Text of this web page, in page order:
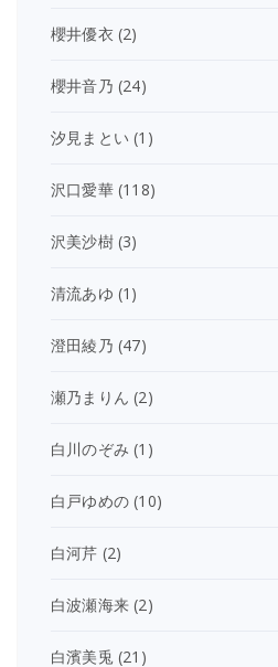
櫻井優衣 (2)
櫻井音乃 (24)
汐見まとい (1)
沢口愛華(118)
沢美沙樹(3)
清流あゆ (1)
澄田綾乃 (47)
瀬乃まりん (2)
白川のぞみ (1)
白戸ゆめの (10)
白河芹 (2)
白波瀬海来 (2)
白濱美兎(21)